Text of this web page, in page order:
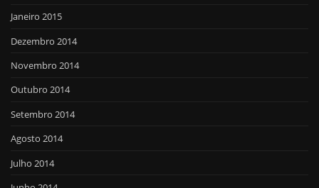
Janeiro 2015
Dezembro 2014
Novembro 2014
Outubro 2014
Setembro 2014
Agosto 2014
Julho 2014